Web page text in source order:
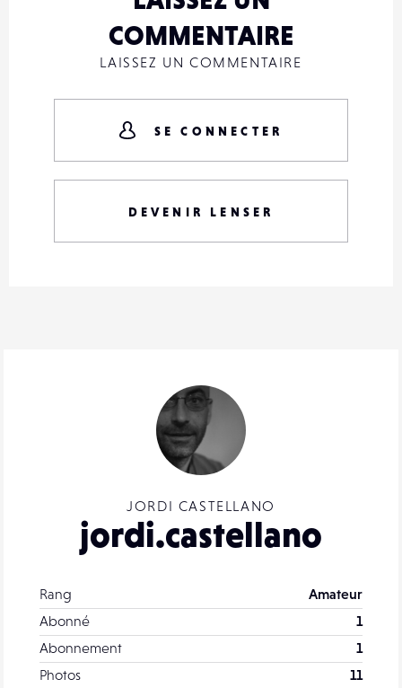
JORDI CASTELLANO
jordi.castellano
Rang
Amateur
Abonné
1
Abonnement
1
Photos
11
COMMENTAIRE
LAISSEZ UN COMMENTAIRE
SE CONNECTER
DEVENIR LENSER